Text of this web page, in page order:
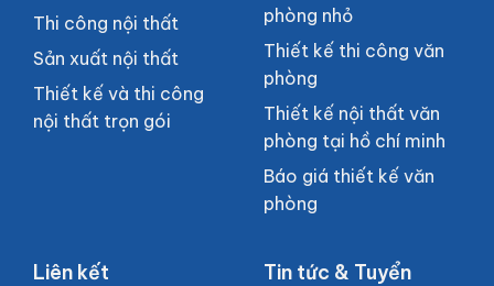
Thi công nội thất
Sản xuất nội thất
Thiết kế và thi công
nội thất trọn gói
phòng nhỏ
Thiết kế thi công văn
phòng
Thiết kế nội thất văn
phòng tại hồ chí minh
Báo giá thiết kế văn
phòng
Liên kết
Tin tức & Tuyển